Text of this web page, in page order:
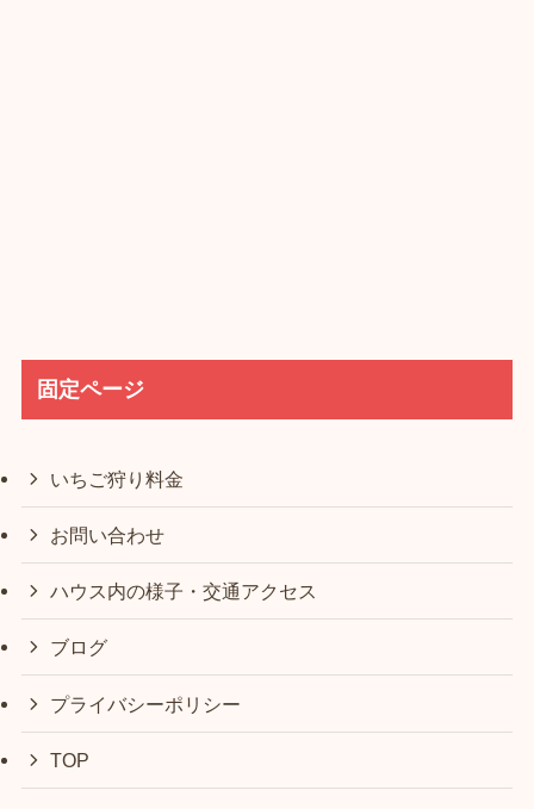
固定ページ
いちご狩り料金
お問い合わせ
ハウス内の様子・交通アクセス
ブログ
プライバシーポリシー
TOP